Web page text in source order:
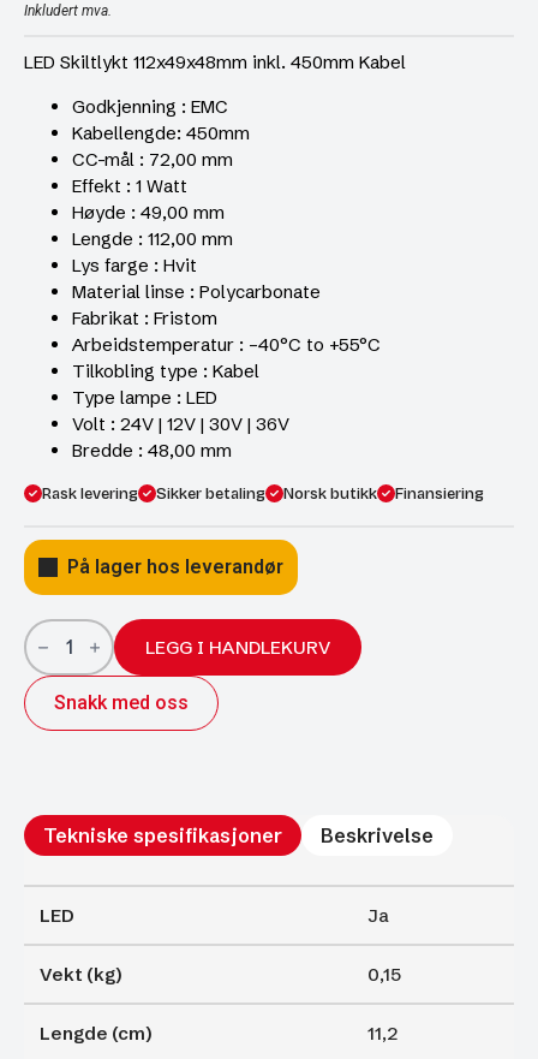
Inkludert mva.
LED Skiltlykt 112x49x48mm inkl. 450mm Kabel
Godkjenning : EMC
Kabellengde: 450mm
CC-mål : 72,00 mm
Effekt : 1 Watt
Høyde : 49,00 mm
Lengde : 112,00 mm
Lys farge : Hvit
Material linse : Polycarbonate
Fabrikat : Fristom
Arbeidstemperatur : –40°C to +55°C
Tilkobling type : Kabel
Type lampe : LED
Volt : 24V | 12V | 30V | 36V
Bredde : 48,00 mm
Rask levering Sikker betaling Norsk butikk Finansiering
På lager hos leverandør
LED
Skiltlykt
112x49x48mm
inkl.
450mm
Kabel
LEGG I HANDLEKURV
Snakk med oss
Tekniske spesifikasjoner Beskrivelse
LED Ja
Vekt (kg) 0,15
Lengde (cm) 11,2